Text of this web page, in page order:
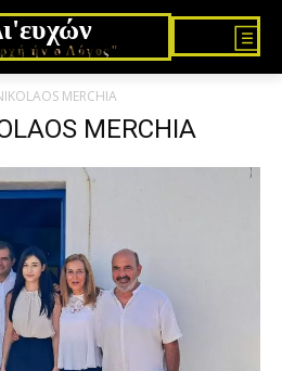
ήν ο Λόγος"
MERCHIA
MERCHIA